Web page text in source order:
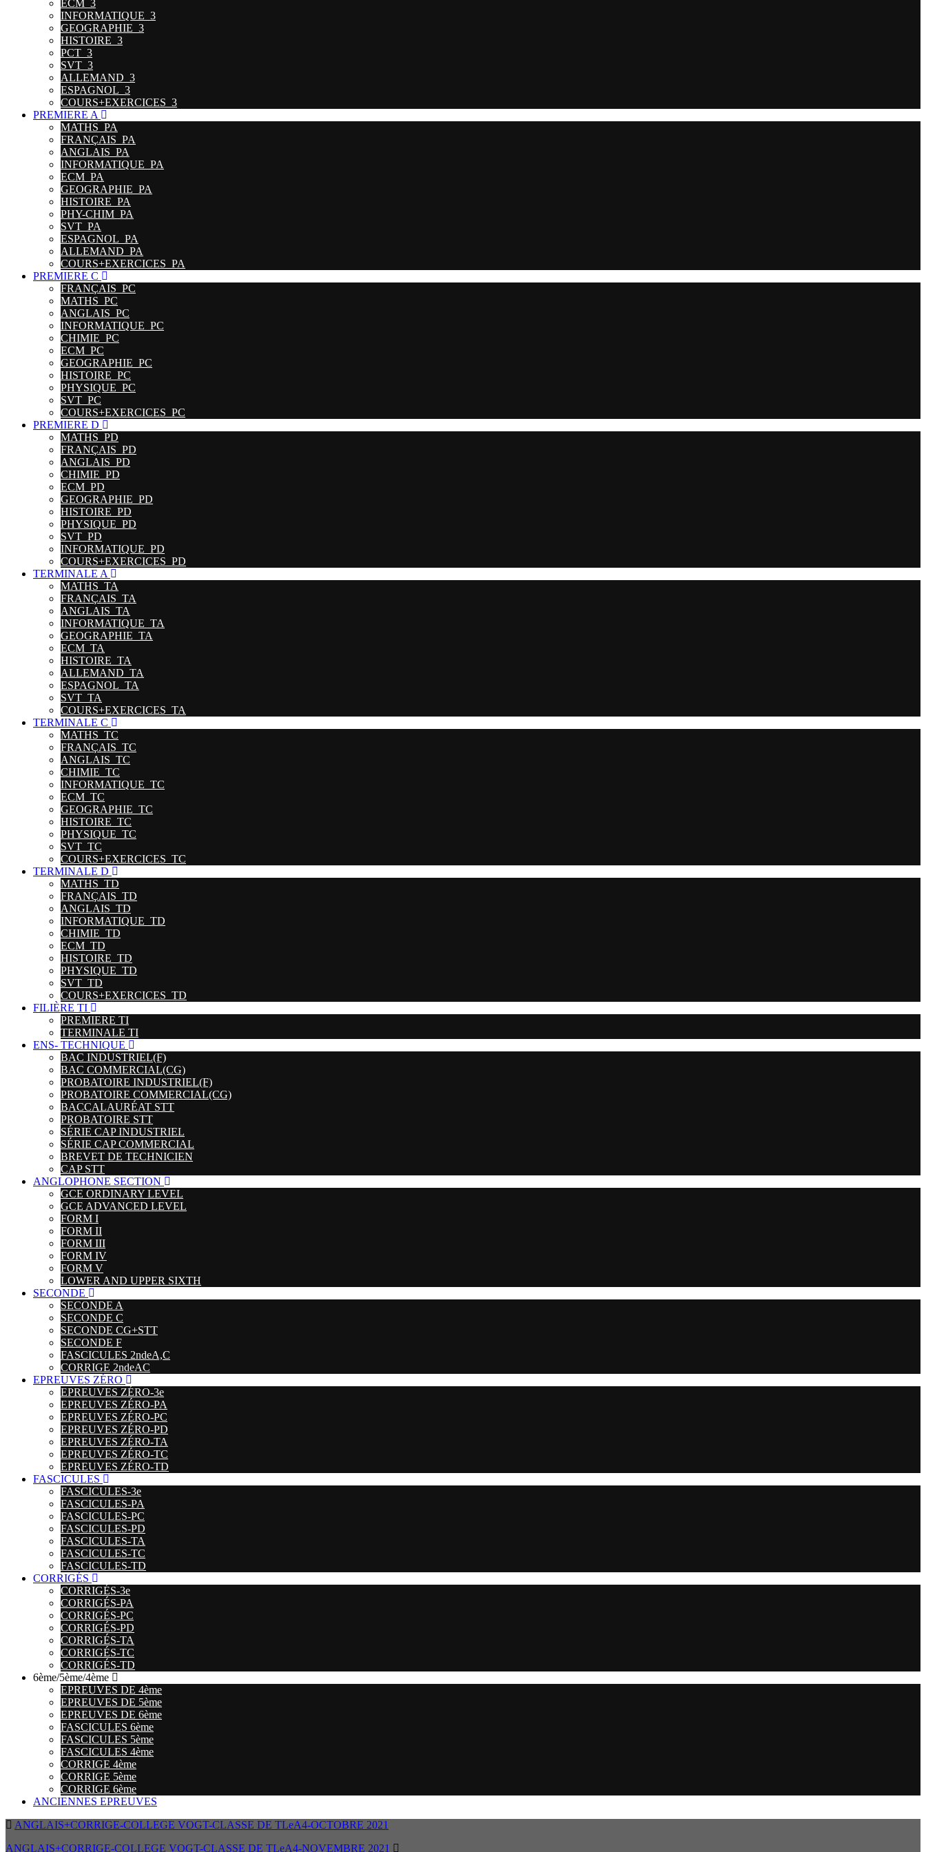
ECM_3
INFORMATIQUE_3
GEOGRAPHIE_3
HISTOIRE_3
PCT_3
SVT_3
ALLEMAND_3
ESPAGNOL_3
COURS+EXERCICES_3
PREMIERE A
MATHS_PA
FRANÇAIS_PA
ANGLAIS_PA
INFORMATIQUE_PA
ECM_PA
GEOGRAPHIE_PA
HISTOIRE_PA
PHY-CHIM_PA
SVT_PA
ESPAGNOL_PA
ALLEMAND_PA
COURS+EXERCICES_PA
PREMIERE C
FRANÇAIS_PC
MATHS_PC
ANGLAIS_PC
INFORMATIQUE_PC
CHIMIE_PC
ECM_PC
GEOGRAPHIE_PC
HISTOIRE_PC
PHYSIQUE_PC
SVT_PC
COURS+EXERCICES_PC
PREMIERE D
MATHS_PD
FRANÇAIS_PD
ANGLAIS_PD
CHIMIE_PD
ECM_PD
GEOGRAPHIE_PD
HISTOIRE_PD
PHYSIQUE_PD
SVT_PD
INFORMATIQUE_PD
COURS+EXERCICES_PD
TERMINALE A
MATHS_TA
FRANÇAIS_TA
ANGLAIS_TA
INFORMATIQUE_TA
GEOGRAPHIE_TA
ECM_TA
HISTOIRE_TA
ALLEMAND_TA
ESPAGNOL_TA
SVT_TA
COURS+EXERCICES_TA
TERMINALE C
MATHS_TC
FRANÇAIS_TC
ANGLAIS_TC
CHIMIE_TC
INFORMATIQUE_TC
ECM_TC
GEOGRAPHIE_TC
HISTOIRE_TC
PHYSIQUE_TC
SVT_TC
COURS+EXERCICES_TC
TERMINALE D
MATHS_TD
FRANÇAIS_TD
ANGLAIS_TD
INFORMATIQUE_TD
CHIMIE_TD
ECM_TD
HISTOIRE_TD
PHYSIQUE_TD
SVT_TD
COURS+EXERCICES_TD
FILIÈRE TI
PREMIERE TI
TERMINALE TI
ENS- TECHNIQUE
BAC INDUSTRIEL(F)
BAC COMMERCIAL(CG)
PROBATOIRE INDUSTRIEL(F)
PROBATOIRE COMMERCIAL(CG)
BACCALAURÉAT STT
PROBATOIRE STT
SÉRIE CAP INDUSTRIEL
SÉRIE CAP COMMERCIAL
BREVET DE TECHNICIEN
CAP STT
ANGLOPHONE SECTION
GCE ORDINARY LEVEL
GCE ADVANCED LEVEL
FORM I
FORM II
FORM III
FORM IV
FORM V
LOWER AND UPPER SIXTH
SECONDE
SECONDE A
SECONDE C
SECONDE CG+STT
SECONDE F
FASCICULES 2ndeA,C
CORRIGE 2ndeAC
EPREUVES ZÉRO
EPREUVES ZÉRO-3e
EPREUVES ZÉRO-PA
EPREUVES ZÉRO-PC
EPREUVES ZÉRO-PD
EPREUVES ZÉRO-TA
EPREUVES ZÉRO-TC
EPREUVES ZÉRO-TD
FASCICULES
FASCICULES-3e
FASCICULES-PA
FASCICULES-PC
FASCICULES-PD
FASCICULES-TA
FASCICULES-TC
FASCICULES-TD
CORRIGÉS
CORRIGÉS-3e
CORRIGÉS-PA
CORRIGÉS-PC
CORRIGÉS-PD
CORRIGÉS-TA
CORRIGÉS-TC
CORRIGÉS-TD
6ème/5ème/4ème
EPREUVES DE 4ème
EPREUVES DE 5ème
EPREUVES DE 6ème
FASCICULES 6ème
FASCICULES 5ème
FASCICULES 4ème
CORRIGE 4ème
CORRIGE 5ème
CORRIGE 6ème
ANCIENNES EPREUVES
ANGLAIS+CORRIGE-COLLEGE VOGT-CLASSE DE TLeA4-OCTOBRE 2021
ANGLAIS+CORRIGE-COLLEGE VOGT-CLASSE DE TLeA4-NOVEMBRE 2021